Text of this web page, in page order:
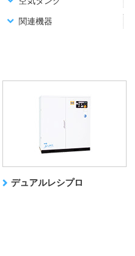
関連機器
デュアルレシプロ